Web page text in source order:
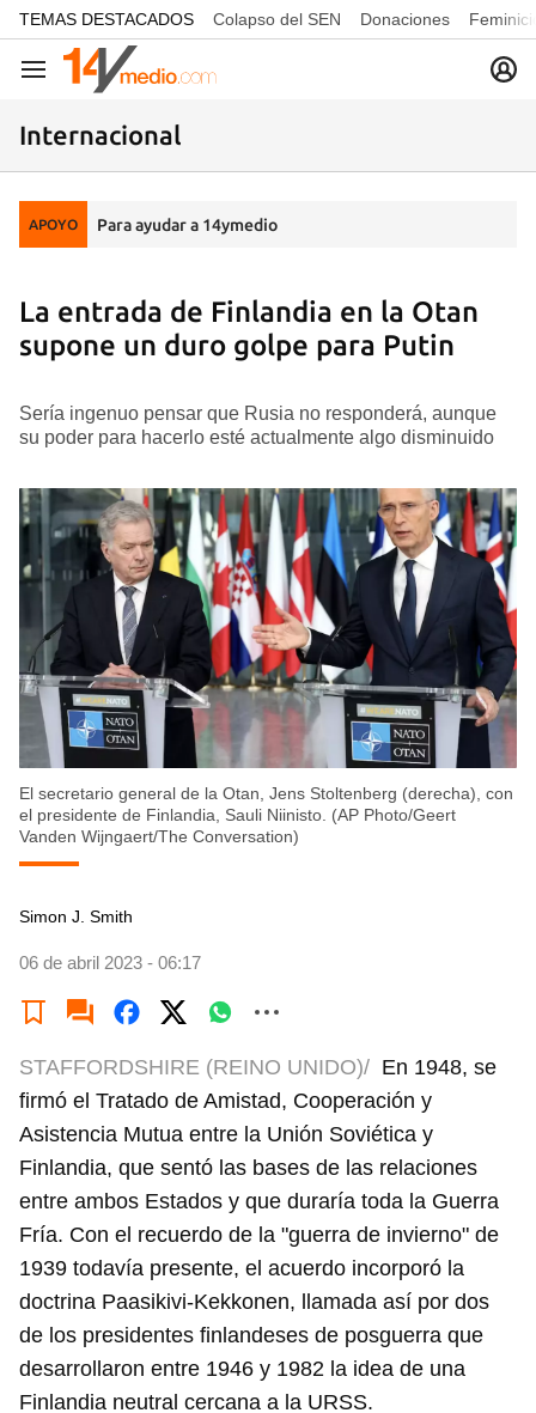
common.go-to-content
TEMAS DESTACADOS Colapso del SEN Donaciones
Navegación
Internacional
APOYO Para ayudar a 14ymedio
La entrada de Finlandia en la Otan
supone un duro golpe para Putin
Sería ingenuo pensar que Rusia no responderá, aunque
su poder para hacerlo esté actualmente algo disminuido
El secretario general de la Otan, Jens Stoltenberg (derecha), con
el presidente de Finlandia, Sauli Niinisto. (AP Photo/Geert
Vanden Wijngaert/The Conversation)
Simon J. Smith
06 de abril 2023 - 06:17
STAFFORDSHIRE (REINO UNIDO)/ En 1948, se
firmó el Tratado de Amistad, Cooperación y
Asistencia Mutua entre la Unión Soviética y
Finlandia, que sentó las bases de las relaciones
entre ambos Estados y que duraría toda la Guerra
Fría. Con el recuerdo de la "guerra de invierno" de
1939 todavía presente, el acuerdo incorporó la
doctrina Paasikivi-Kekkonen, llamada así por dos
de los presidentes finlandeses de posguerra que
desarrollaron entre 1946 y 1982 la idea de una
Finlandia neutral cercana a la URSS.